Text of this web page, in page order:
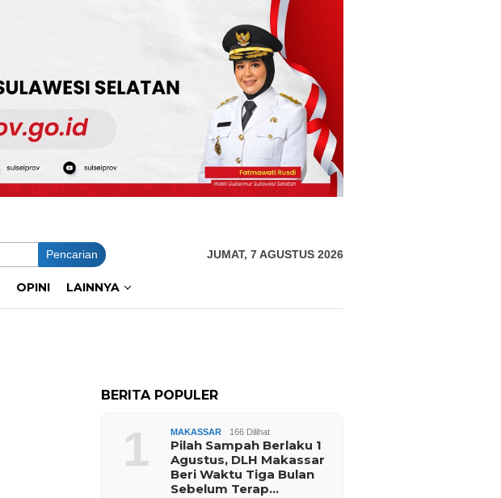
Pencarian JUMAT, 7 AGUSTUS 2026
OPINI LAINNYA
BERITA POPULER
1 MAKASSAR 166 Dilihat
Pilah Sampah Berlaku 1
Agustus, DLH Makassar
Beri Waktu Tiga Bulan
Sebelum Terap…